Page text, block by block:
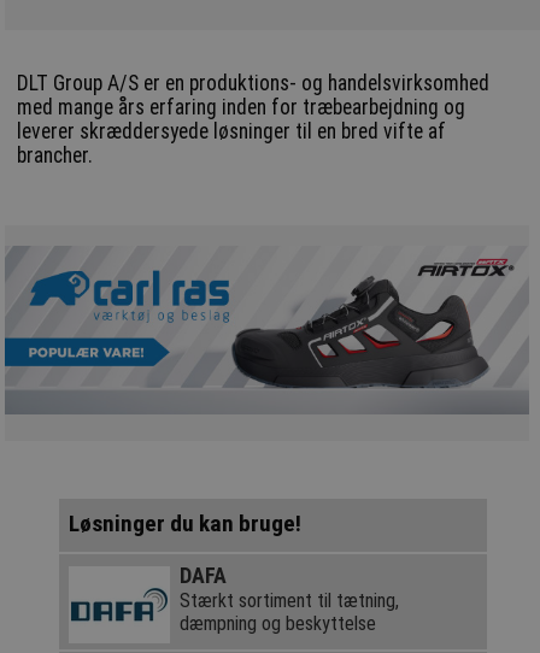
DLT Group A/S er en produktions- og handelsvirksomhed
med mange års erfaring inden for træbearbejdning og
leverer skræddersyede løsninger til en bred vifte af
brancher.
Løsninger du kan bruge!
DAFA
Stærkt sortiment til tætning,
dæmpning og beskyttelse